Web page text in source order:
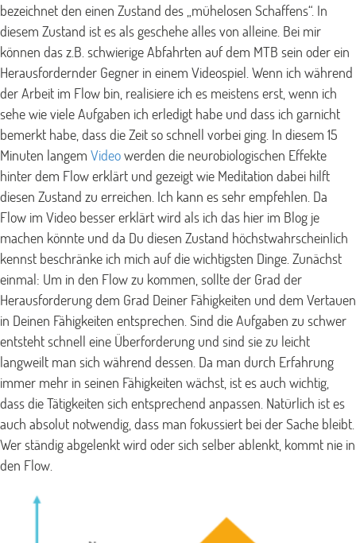
bezeichnet den einen Zustand des „mühelosen Schaffens“. In
diesem Zustand ist es als geschehe alles von alleine. Bei mir
können das z.B. schwierige Abfahrten auf dem MTB sein oder ein
Herausfordernder Gegner in einem Videospiel. Wenn ich während
der Arbeit im Flow bin, realisiere ich es meistens erst, wenn ich
sehe wie viele Aufgaben ich erledigt habe und dass ich garnicht
bemerkt habe, dass die Zeit so schnell vorbei ging. In diesem 15
Minuten langem Videowerden die neurobiologischen Effekte
hinter dem Flow erklärt und gezeigt wie Meditation dabei hilft
diesen Zustand zu erreichen. Ich kann es sehr empfehlen. Da
Flow im Video besser erklärt wird als ich das hier im Blog je
machen könnte und da Du diesen Zustand höchstwahrscheinlich
kennst beschränke ich mich auf die wichtigsten Dinge. Zunächst
einmal: Um in den Flow zu kommen, sollte der Grad der
Herausforderung dem Grad Deiner Fähigkeiten und dem Vertauen
in Deinen Fähigkeiten entsprechen. Sind die Aufgaben zu schwer
entsteht schnell eine Überforderung und sind sie zu leicht
langweilt man sich während dessen. Da man durch Erfahrung
immer mehr in seinen Fähigkeiten wächst, ist es auch wichtig,
dass die Tätigkeiten sich entsprechend anpassen. Natürlich ist es
auch absolut notwendig, dass man fokussiert bei der Sache bleibt.
Wer ständig abgelenkt wird oder sich selber ablenkt, kommt nie in
den Flow.